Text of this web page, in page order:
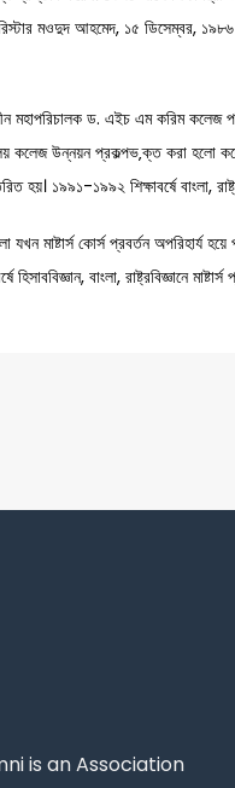
মওদুদ আহমেদ, ১৫ ডিসেম্বর,
মহাপরিচালক ড. এইচ এম করিম কলেজ
কলেজ উন্নয়ন প্রকল্পভ‚ক্ত করা
হয়। ১৯৯১-১৯৯২ শিক্ষাবর্ষে বাংলা,
মাষ্টার্স কোর্স প্রবর্তন অপরিহার্য
বাংলা, রাষ্ট্রবিজ্ঞানে
is an Association